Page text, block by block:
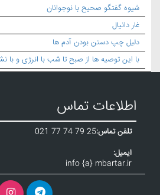
شیوه گفتگو صحیح با نوجوانان
غار دانیال
دلیل چپ دستن بودن آدم ها
با این توصیه ها از صبح تا شب با انرژی و با
اطلاعات تماس
تلفن تماس:021 77 74 79 25
ایمیل:
info {a} mbartar.ir